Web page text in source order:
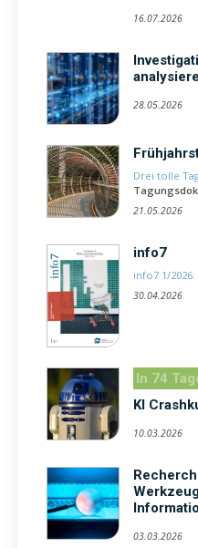
16.07.2026
28.05.2026
Drei tolle
21.05.2026
info7
info7 1/
30.04.2026
In 74
KI
10.03.2026
03.03.2026